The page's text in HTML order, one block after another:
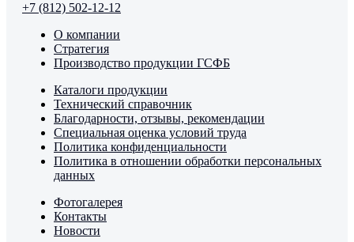
+7 (812) 502-12-12
О компании
Стратегия
Производство продукции ГСФБ
Каталоги продукции
Технический справочник
Благодарности, отзывы, рекомендации
Специальная оценка условий труда
Политика конфиденциальности
Политика в отношении обработки персональных
данных
Фотогалерея
Контакты
Новости